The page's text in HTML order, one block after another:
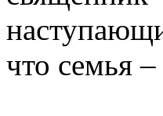
что семья